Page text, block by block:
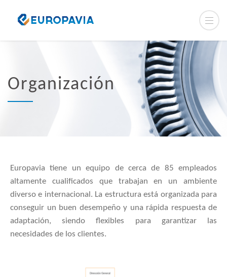
Organización
Europavia tiene un equipo de cerca de 85 empleados
altamente cualificados que trabajan en un ambiente
diverso e internacional. La estructura está organizada para
conseguir un buen desempeño y una rápida respuesta de
adaptación, siendo flexibles para garantizar las
necesidades de los clientes.